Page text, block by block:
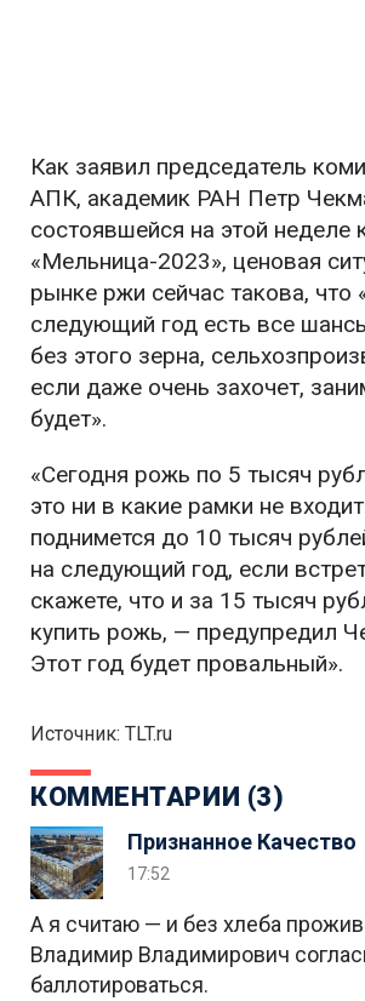
Как заявил председатель
АПК, академик РАН Петр
состоявшейся на этой неделе
«Мельница-2023», ценовая
рынке ржи сейчас такова, что
следующий год есть все
без этого зерна,
если даже очень захочет,
будет».
«Сегодня рожь по 5 тысяч
это ни в какие рамки не
поднимется до 10 тысяч
на следующий год, если
скажете, что и за 15 тысяч
купить рожь, — предупредил
Этот год будет провальный».
Источник: TLT.ru
КОММЕНТАРИИ (3)
Признанное Качество
17:52
А я считаю — и без хлеба
Владимир Владимирович
баллотироваться.